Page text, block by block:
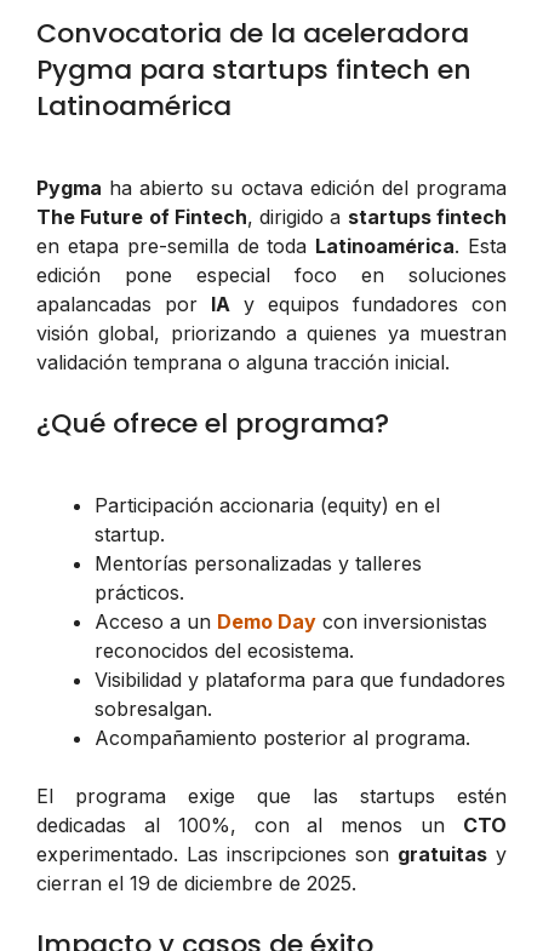
Convocatoria de la aceleradora
Pygma para startups fintech en
Latinoamérica
Pygma ha abierto su octava edición del programa
The Future of Fintech, dirigido a startups fintech
en etapa pre-semilla de toda Latinoamérica. Esta
edición pone especial foco en soluciones
apalancadas por IA y equipos fundadores con
visión global, priorizando a quienes ya muestran
validación temprana o alguna tracción inicial.
¿Qué ofrece el programa?
Participación accionaria (equity) en el
startup.
Mentorías personalizadas y talleres
prácticos.
Acceso a un Demo Day con inversionistas
reconocidos del ecosistema.
Visibilidad y plataforma para que fundadores
sobresalgan.
Acompañamiento posterior al programa.
El programa exige que las startups estén
dedicadas al 100%, con al menos un CTO
experimentado. Las inscripciones son gratuitas y
cierran el 19 de diciembre de 2025.